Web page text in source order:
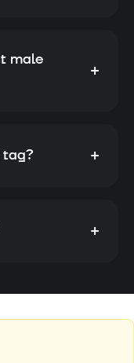
male
+
tag? +
+